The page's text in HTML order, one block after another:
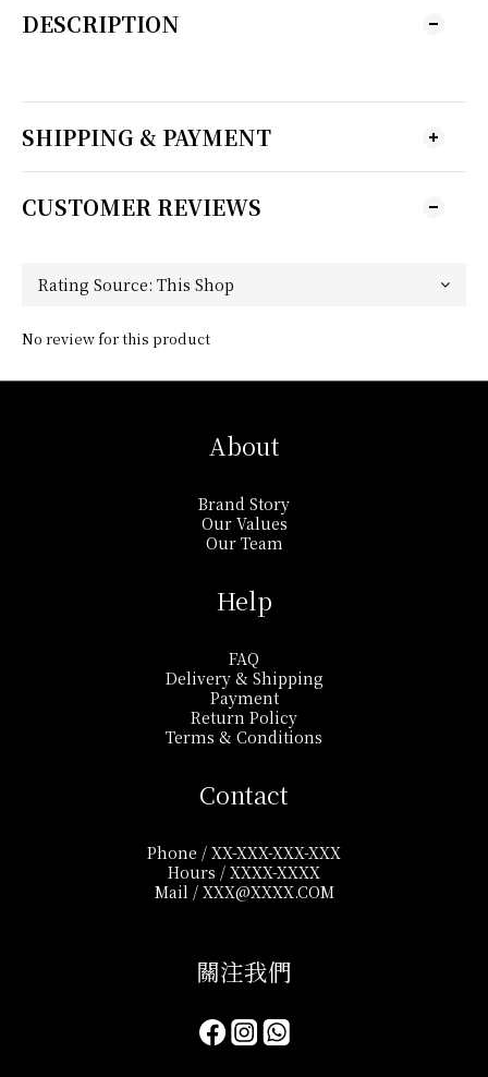
DESCRIPTION
SHIPPING & PAYMENT
CUSTOMER REVIEWS
No review for this product
About
Brand Story
Our Values
Our Team
Help
FAQ
Delivery & Shipping
Payment
Return Policy
Terms & Conditions
Contact
Phone / XX-XXX-XXX-XXX
Hours / XXXX-XXXX
Mail / XXX@XXXX.COM
關注我們​